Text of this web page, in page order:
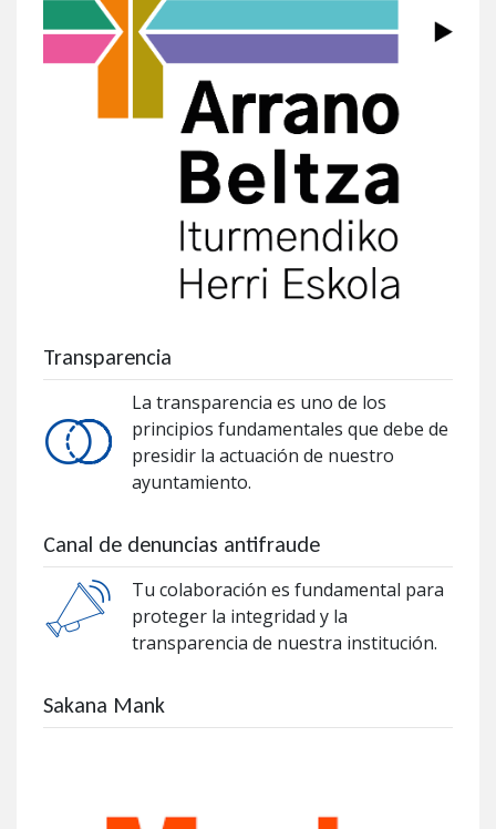
Transparencia
La transparencia es uno de los
principios fundamentales que debe de
presidir la actuación de nuestro
ayuntamiento.
Canal de denuncias antifraude
Tu colaboración es fundamental para
proteger la integridad y la
transparencia de nuestra institución.
Sakana Mank